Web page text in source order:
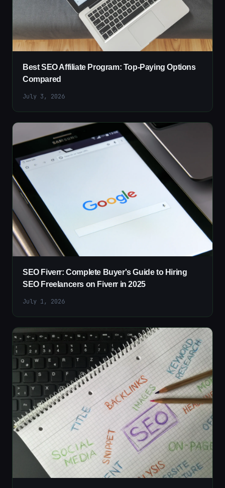
Best SEO Affiliate Program: Top-Paying Options
Compared
July 3, 2026
SEO Fiverr: Complete Buyer's Guide to Hiring
SEO Freelancers on Fiverr in 2025
July 1, 2026